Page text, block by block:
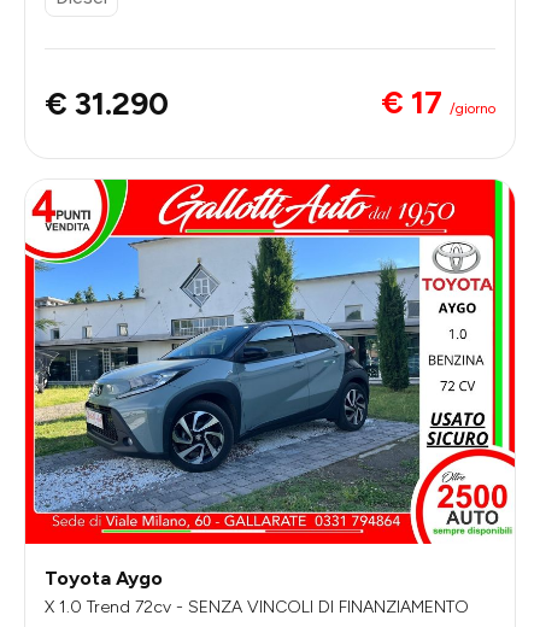
€ 31.290 € 17 /giorno
Toyota Aygo
X 1.0 Trend 72cv - SENZA VINCOLI DI FINANZIAMENTO